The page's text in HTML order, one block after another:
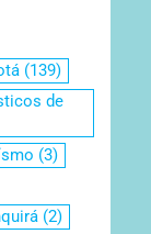
(139)
de
(3)
(2)